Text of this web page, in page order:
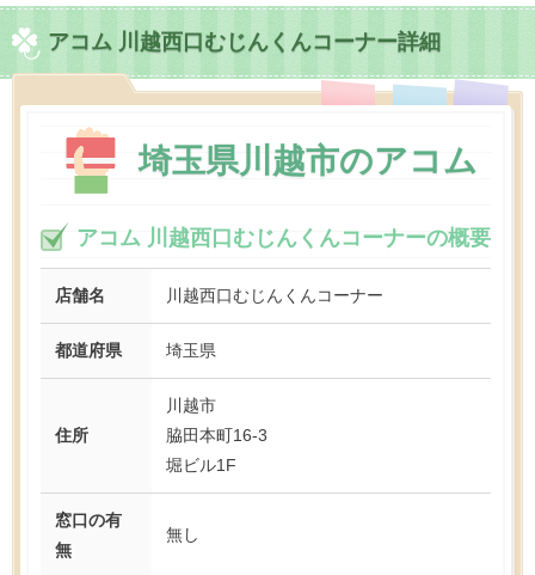
アコム 川越西口むじんくんコーナー詳細
埼玉県川越市のアコム
アコム 川越西口むじんくんコーナーの概要
店舗名 川越西口むじんくんコーナー
都道府県 埼玉県
住所
川越市
脇田本町16-3
堀ビル1F
窓口の有
無
無し